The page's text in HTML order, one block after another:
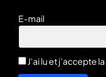
E-mail
J’ai lu et j’accepte la